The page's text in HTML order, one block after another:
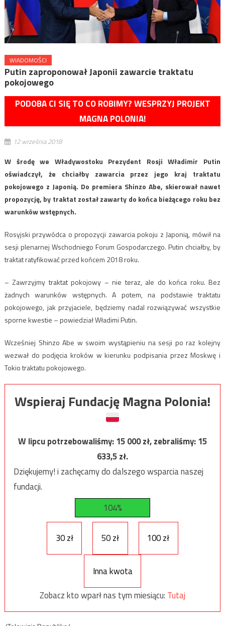
WIADOMOŚCI
Putin zaproponował Japonii zawarcie traktatu
pokojowego
PODOBA CI SIĘ TO CO ROBIMY? WESPRZYJ PROJEKT
MAGNA POLONIA!
12 września 2018
W środę we Władywostoku Prezydent Rosji Władimir Putin
oświadczył, że chciałby zawarcia przez jego kraj traktatu
pokojowego z Japonią. Do premiera Shinzo Abe, skierował nawet
propozycję, by traktat został zawarty do końca bieżącego roku bez
warunków wstępnych.
Rosyjski przywódca o propozycji zawarcia pokoju z Japonią, mówił na
sesji plenarnej Wschodniego Forum Gospodarczego. Putin chciałby, by
traktat ratyfikować przed końcem 2018 roku.
– Zawrzyjmy traktat pokojowy – nie teraz, ale do końca roku. Bez
żadnych warunków wstępnych. A potem, na podstawie traktatu
pokojowego, jak przyjaciele, będziemy nadal rozwiązywać wszystkie
sporne kwestie – powiedział Władimi Putin.
Wcześniej Shinzo Abe w swoim wystąpieniu na sesji po raz kolejny
wezwał do podjęcia kroków w kierunku podpisania przez Moskwę i
Tokio traktatu pokojowego.
Wspieraj Fundację Magna Polonia!
W lipcu potrzebowaliśmy:15 000zł, zebraliśmy:15
633,5zł.
Dziękujemy! i zachęcamy do dalszego wsparcia naszej
fundacji.
104%
30 zł 50 zł 100 zł
Inna kwota
Zobacz kto wparł nas tym miesiącu: Tutaj